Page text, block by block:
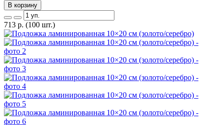
В корзину
713 р. (100 шт.)